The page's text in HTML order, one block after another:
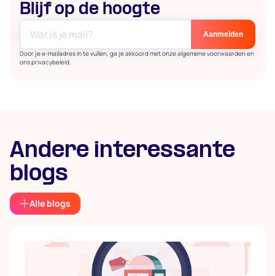
Blijf op de hoogte
Door je e-mailadres in te vullen, ga je akkoord met onze algemene voorwaarden en
ons privacybeleid.
Andere interessante
blogs
Alle blogs